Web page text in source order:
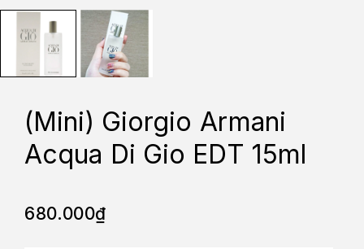
(Mini) Giorgio Armani
Acqua Di Gio EDT 15ml
680.000₫